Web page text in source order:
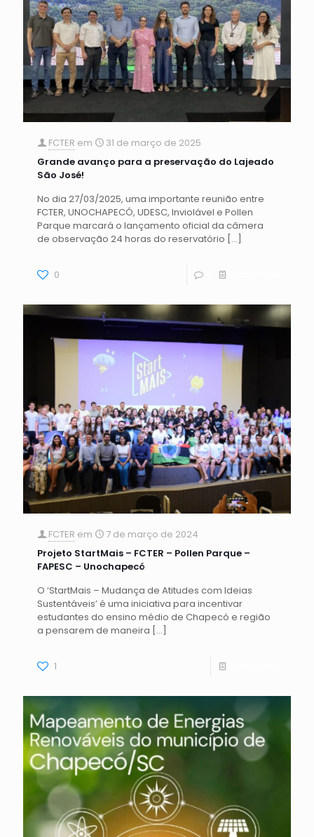
FCTER em
31 de março de 2025
Grande avanço para a preservação do Lajeado
São José!
No dia 27/03/2025, uma importante reunião entre
FCTER, UNOCHAPECÓ, UDESC, Inviolável e Pollen
Parque marcará o lançamento oficial da câmera
de observação 24 horas do reservatório […]
0
FCTER em
7 de março de 2024
Projeto StartMais – FCTER – Pollen Parque –
FAPESC – Unochapecó
O ‘StartMais – Mudança de Atitudes com Ideias
Sustentáveis’ é uma iniciativa para incentivar
estudantes do ensino médio de Chapecó e região
a pensarem de maneira […]
1